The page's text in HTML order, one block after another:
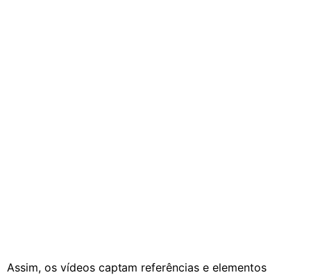
Assim, os vídeos captam referências e elementos